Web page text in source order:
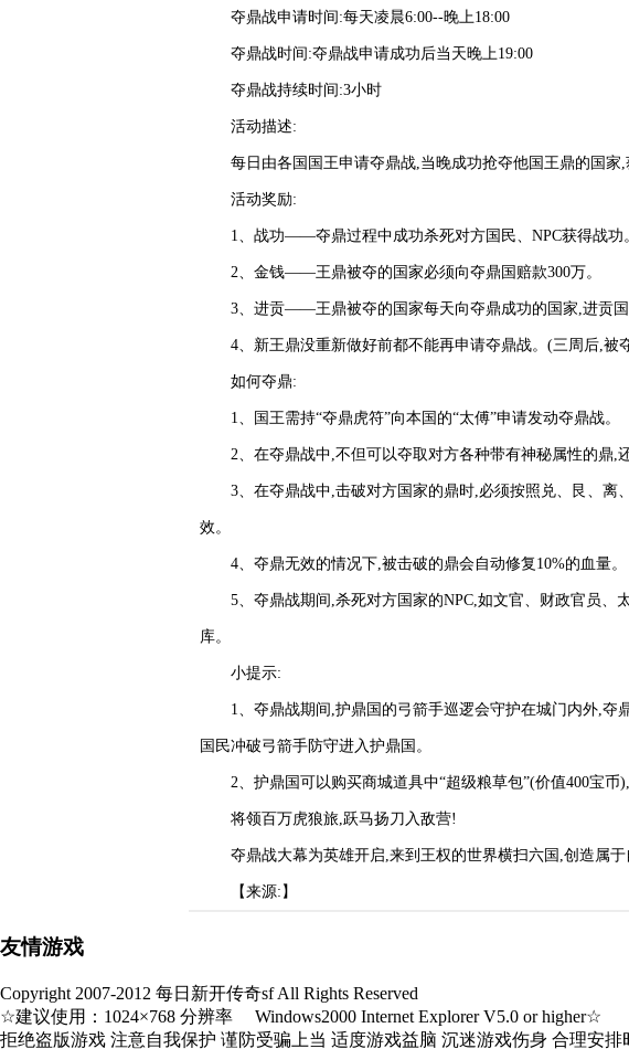
夺鼎战申请时间:每天凌晨6:00--晚上18:00
夺鼎战时间:夺鼎战申请成功后当天晚上19:00
夺鼎战持续时间:3小时
活动描述:
每日由各国国王申请夺鼎战,当晚成功抢夺他国王鼎的国家,
活动奖励:
1、战功——夺鼎过程中成功杀死对方国民、NPC获得战功。
2、金钱——王鼎被夺的国家必须向夺鼎国赔款300万。
3、进贡——王鼎被夺的国家每天向夺鼎成功的国家,进贡国
4、新王鼎没重新做好前都不能再申请夺鼎战。(三周后,被
如何夺鼎:
1、国王需持“夺鼎虎符”向本国的“太傅”申请发动夺鼎战。
2、在夺鼎战中,不但可以夺取对方各种带有神秘属性的鼎,
3、在夺鼎战中,击破对方国家的鼎时,必须按照兑、艮、离
效。
4、夺鼎无效的情况下,被击破的鼎会自动修复10%的血量。
5、夺鼎战期间,杀死对方国家的NPC,如文官、财政官员、
库。
小提示:
1、夺鼎战期间,护鼎国的弓箭手巡逻会守护在城门内外,夺
国民冲破弓箭手防守进入护鼎国。
2、护鼎国可以购买商城道具中“超级粮草包”(价值400宝币
将领百万虎狼旅,跃马扬刀入敌营!
夺鼎战大幕为英雄开启,来到王权的世界横扫六国,创造属
【来源:】
友情游戏
Copyright 2007-2012 每日新开传奇sf All Rights Reserved
☆建议使用：1024×768 分辨率 Windows2000 Internet Explorer V5.0 or higher☆
拒绝盗版游戏 注意自我保护 谨防受骗上当 适度游戏益脑 沉迷游戏伤身 合理安排